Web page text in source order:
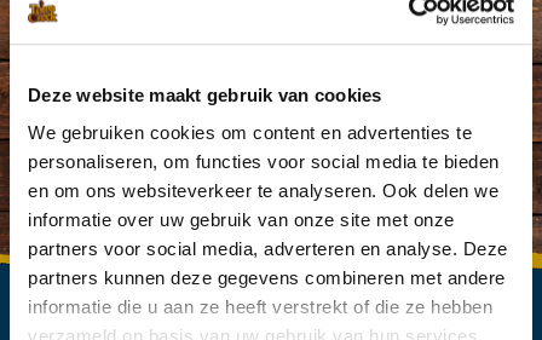
Deze website maakt gebruik van cookies
We gebruiken cookies om content en advertenties te
personaliseren, om functies voor social media te bieden
en om ons websiteverkeer te analyseren. Ook delen we
informatie over uw gebruik van onze site met onze
partners voor social media, adverteren en analyse. Deze
partners kunnen deze gegevens combineren met andere
informatie die u aan ze heeft verstrekt of die ze hebben
Ik ga akkoord met deprivacyverklaring.(Vereist)